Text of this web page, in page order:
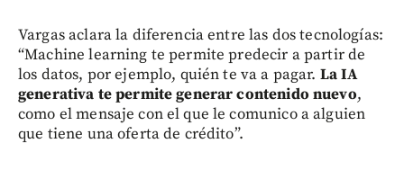
Vargas aclara la diferencia entre las dos tecnologías:
“Machine learning te permite predecir a partir de
los datos, por ejemplo, quién te va a pagar. La IA
generativa te permite generar contenido nuevo,
como el mensaje con el que le comunico a alguien
que tiene una oferta de crédito”.